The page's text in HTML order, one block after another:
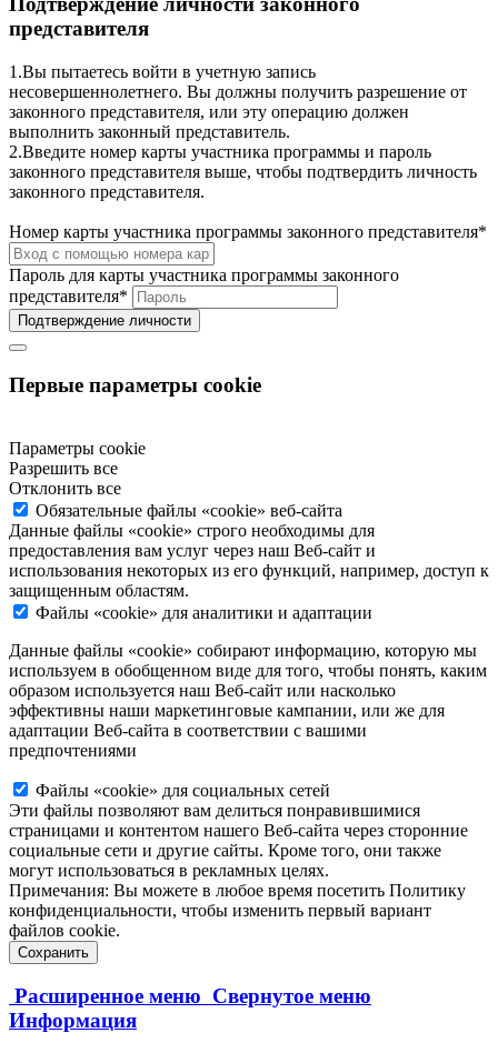
представителя
1.Вы пытаетесь войти в учетную запись
несовершеннолетнего. Вы должны получить разрешение от
законного представителя, или эту операцию должен
выполнить законный представитель.
2.Введите номер карты участника программы и пароль
законного представителя выше, чтобы подтвердить личность
законного представителя.
Номер карты участника программы законного представителя*
Пароль для карты участника программы законного
представителя*
Подтверждение личности
Первые параметры cookie
Параметры cookie
Разрешить все
Отклонить все
Обязательные файлы «cookie» веб-сайта
Данные файлы «cookie» строго необходимы для
предоставления вам услуг через наш Веб-сайт и
использования некоторых из его функций, например, доступ к
защищенным областям.
Файлы «cookie» для аналитики и адаптации
Данные файлы «cookie» собирают информацию, которую мы
используем в обобщенном виде для того, чтобы понять, каким
образом используется наш Веб-сайт или насколько
эффективны наши маркетинговые кампании, или же для
адаптации Веб-сайта в соответствии с вашими
предпочтениями
Файлы «cookie» для социальных сетей
Эти файлы позволяют вам делиться понравившимися
страницами и контентом нашего Веб-сайта через сторонние
социальные сети и другие сайты. Кроме того, они также
могут использоваться в рекламных целях.
Примечания: Вы можете в любое время посетить Политику
конфиденциальности, чтобы изменить первый вариант
файлов cookie.
Сохранить
Расширенное меню Свернутое меню
Информация